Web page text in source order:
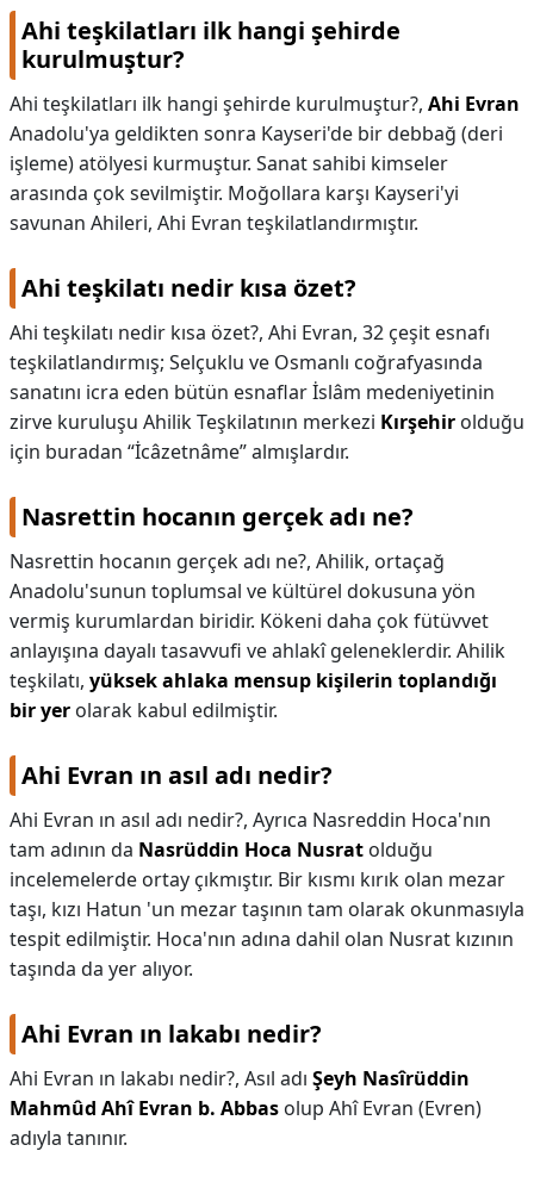
Ahi teşkilatları ilk hangi şehirde
kurulmuştur?
Ahi teşkilatları ilk hangi şehirde kurulmuştur?, Ahi Evran
Anadolu'ya geldikten sonra Kayseri'de bir debbağ (deri
işleme) atölyesi kurmuştur. Sanat sahibi kimseler
arasında çok sevilmiştir. Moğollara karşı Kayseri'yi
savunan Ahileri, Ahi Evran teşkilatlandırmıştır.
Ahi teşkilatı nedir kısa özet?
Ahi teşkilatı nedir kısa özet?, Ahi Evran, 32 çeşit esnafı
teşkilatlandırmış; Selçuklu ve Osmanlı coğrafyasında
sanatını icra eden bütün esnaflar İslâm medeniyetinin
zirve kuruluşu Ahilik Teşkilatının merkezi Kırşehir olduğu
için buradan “İcâzetnâme” almışlardır.
Nasrettin hocanın gerçek adı ne?
Nasrettin hocanın gerçek adı ne?, Ahilik, ortaçağ
Anadolu'sunun toplumsal ve kültürel dokusuna yön
vermiş kurumlardan biridir. Kökeni daha çok fütüvvet
anlayışına dayalı tasavvufi ve ahlakî geleneklerdir. Ahilik
teşkilatı, yüksek ahlaka mensup kişilerin toplandığı
bir yer olarak kabul edilmiştir.
Ahi Evran ın asıl adı nedir?
Ahi Evran ın asıl adı nedir?, Ayrıca Nasreddin Hoca'nın
tam adının da Nasrüddin Hoca Nusrat olduğu
incelemelerde ortay çıkmıştır. Bir kısmı kırık olan mezar
taşı, kızı Hatun 'un mezar taşının tam olarak okunmasıyla
tespit edilmiştir. Hoca'nın adına dahil olan Nusrat kızının
taşında da yer alıyor.
Ahi Evran ın lakabı nedir?
Ahi Evran ın lakabı nedir?, Asıl adı Şeyh Nasîrüddin
Mahmûd Ahî Evran b. Abbas olup Ahî Evran (Evren)
adıyla tanınır.